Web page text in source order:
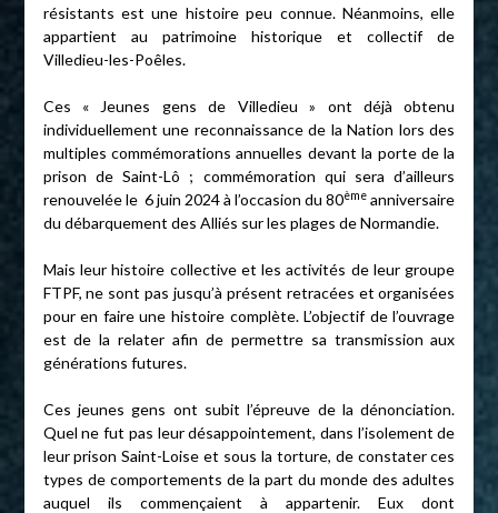
résistants est une histoire peu connue. Néanmoins, elle
appartient au patrimoine historique et collectif de
Villedieu-les-Poêles.
Ces « Jeunes gens de Villedieu » ont déjà obtenu
individuellement une reconnaissance de la Nation lors des
multiples commémorations annuelles devant la porte de la
prison de Saint-Lô ; commémoration qui sera d’ailleurs
renouvelée le 6 juin 2024 à l’occasion du 80ème anniversaire
du débarquement des Alliés sur les plages de Normandie.
Mais leur histoire collective et les activités de leur groupe
FTPF, ne sont pas jusqu’à présent retracées et organisées
pour en faire une histoire complète. L’objectif de l’ouvrage
est de la relater afin de permettre sa transmission aux
générations futures.
Ces jeunes gens ont subit l’épreuve de la dénonciation.
Quel ne fut pas leur désappointement, dans l’isolement de
leur prison Saint-Loise et sous la torture, de constater ces
types de comportements de la part du monde des adultes
auquel ils commençaient à appartenir. Eux dont